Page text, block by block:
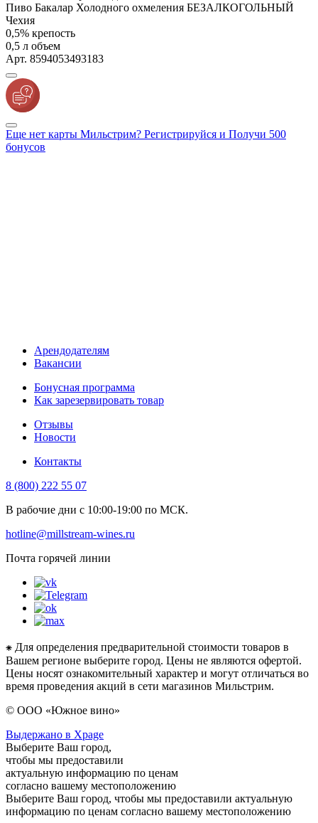
Пиво Бакалар Холодного охмеления БЕЗАЛКОГОЛЬНЫЙ
Чехия
0,5% крепость
0,5 л объем
Арт. 8594053493183
Еще нет карты Мильстрим? Регистрируйся и Получи 500
бонусов
Арендодателям
Вакансии
Бонусная программа
Как зарезервировать товар
Отзывы
Новости
Контакты
8 (800) 222 55 07
В рабочие дни с 10:00-19:00 по МСК.
hotline@millstream-wines.ru
Почта горячей линии
⁕ Для определения предварительной стоимости товаров в
Вашем регионе выберите город. Цены не являются офертой.
Цены носят ознакомительный характер и могут отличаться во
время проведения акций в сети магазинов Мильстрим.
© ООО «Южное вино»
Выдержано в Xpage
Выберите Ваш город,
чтобы мы предоставили
актуальную информацию по ценам
согласно вашему местоположению
Выберите Ваш город, чтобы мы предоставили актуальную
информацию по ценам согласно вашему местоположению